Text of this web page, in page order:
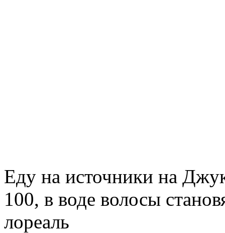
Еду на источники на
100, в воде волосы
лореаль